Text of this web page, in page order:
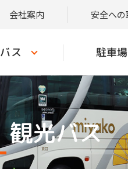
ス 駐車場
会社案内 安全へ
観光バス